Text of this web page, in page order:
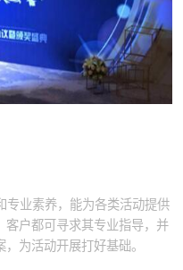
专业素养，能为各类活动提供
户都可寻求其专业指导，并
为活动开展打好基础。